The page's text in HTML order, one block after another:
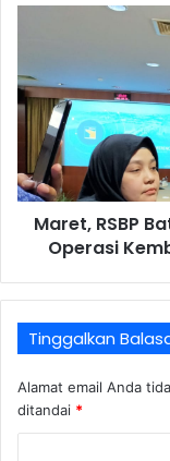
Maret, RSBP
Operasi
Tinggalkan
Alamat email Anda
ditandai *